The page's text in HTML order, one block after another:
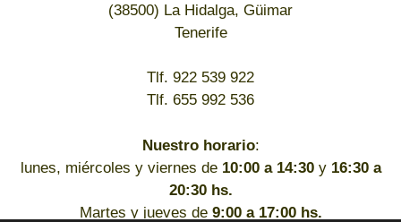
(38500) La Hidalga, Güimar
Tenerife
Tlf. 922 539 922
Tlf. 655 992 536
Nuestro horario:
lunes, miércoles y viernes de 10:00 a 14:30y 16:30 a
20:30 hs.
Martes y jueves de 9:00 a 17:00 hs.